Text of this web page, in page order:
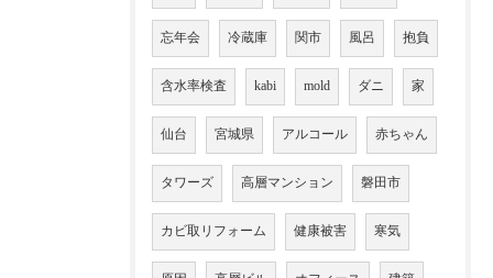
忘年会 冷蔵庫 関市 風呂 抱負
含水率検査 kabi mold ダニ 家
仙台 宮城県 アルコール 赤ちゃん
タワーズ 高層マンション 磐田市
カビ取リフォーム 健康被害 寒気